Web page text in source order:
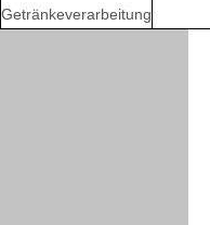
Getränkeverarbeitung